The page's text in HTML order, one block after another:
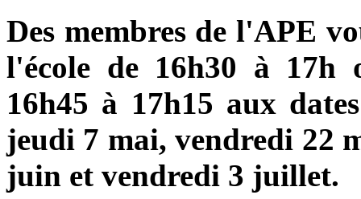
Des membres de l'APE
l'école de 16h30 à 17h
16h45 à 17h15 aux
jeudi 7 mai, vendredi 22
juin et vendredi 3 juillet.